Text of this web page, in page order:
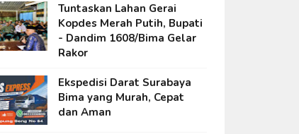
Tuntaskan Lahan Gerai
Kopdes Merah Putih, Bupati
- Dandim 1608/Bima Gelar
Rakor
Ekspedisi Darat Surabaya
Bima yang Murah, Cepat
dan Aman